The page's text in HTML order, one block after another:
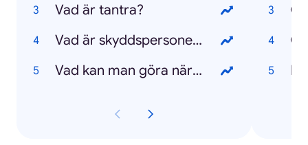
Vad är tantra?
Vad är skyddspersoner?
Vad kan man göra när man har tråkigt?